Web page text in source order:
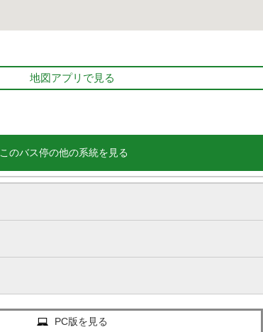
地図アプリで見る
このバス停の他の系統を見る
PC版を見る